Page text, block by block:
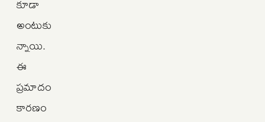
అంటుకు
న్నాయి.
ఈ
ప్రమాదం
కారణం